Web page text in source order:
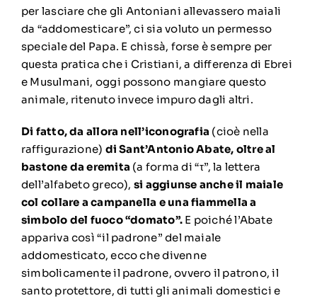
per lasciare che gli Antoniani allevassero maiali
da “addomesticare”, ci sia voluto un permesso
speciale del Papa. E chissà, forse è sempre per
questa pratica che i Cristiani, a differenza di Ebrei
e Musulmani, oggi possono mangiare questo
animale, ritenuto invece impuro dagli altri.
Di fatto, da allora nell’iconografia (cioè nella
raffigurazione) di Sant’Antonio Abate, oltre al
bastone da eremita (a forma di “τ”, la lettera
dell’alfabeto greco), si aggiunse anche il maiale
col collare a campanella e una fiammella a
simbolo del fuoco “domato”. E poiché l’Abate
appariva così “il padrone” del maiale
addomesticato, ecco che divenne
simbolicamente il padrone, ovvero il patrono, il
santo protettore, di tutti gli animali domestici e